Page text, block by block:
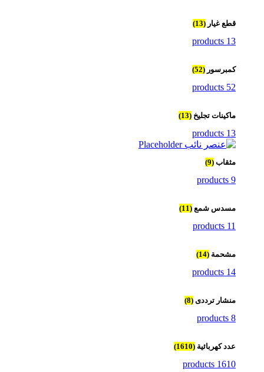
قطع غيار (13)
13 products
كمبرسور (52)
52 products
ماكينات تجليخ (13)
13 products
مثقاب (9)
9 products
مسدس شمع (11)
11 products
مشحمة (14)
14 products
منشار ترددى (8)
8 products
عدد كهربائية (1610)
1610 products